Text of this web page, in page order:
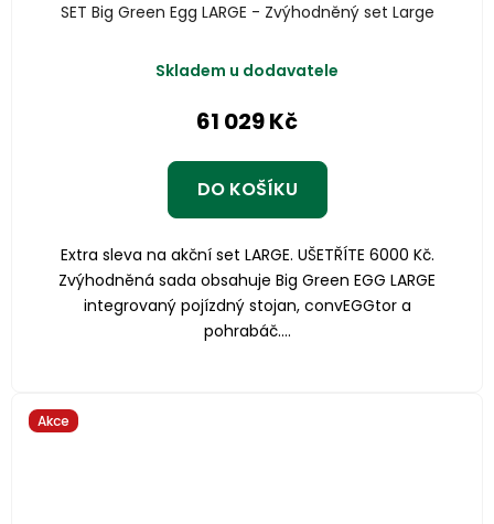
SET Big Green Egg LARGE - Zvýhodněný set Large
Skladem u dodavatele
61 029 Kč
DO KOŠÍKU
Extra sleva na akční set LARGE. UŠETŘÍTE 6000 Kč.
Zvýhodněná sada obsahuje Big Green EGG LARGE
integrovaný pojízdný stojan, convEGGtor a
pohrabáč....
Akce